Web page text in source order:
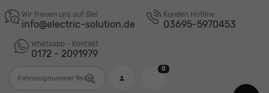
Wir freuen uns auf Sie!
info@electric-solution.de
Kunden Hotline
03695-5970453
Whatsapp - Kontakt
0172 - 2091979
0